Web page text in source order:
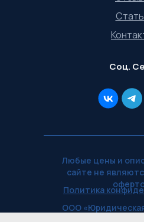
Политика
ООО
Соц.
Любые цены и
сайте не